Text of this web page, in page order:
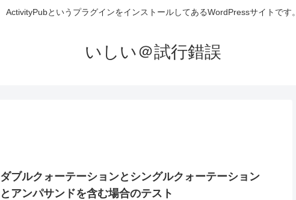
ActivityPubというプラグインをインストールしてあるWordPressサイトです。
いしい＠試行錯誤
ダブルクォーテーションとシングルクォーテーション
とアンパサンドを含む場合のテスト